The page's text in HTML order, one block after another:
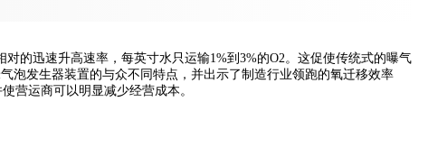
迅速升高速率，每英寸水只运输1%到3%的O2。这促使传统式的曝气
泡发生器装置的与众不同特点，并出示了制造行业领跑的氧迁移效率
营运商可以明显减少经营成本。